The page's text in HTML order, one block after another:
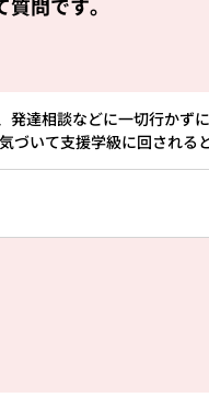
達相談などに一切行かず
づいて支援学級に回される